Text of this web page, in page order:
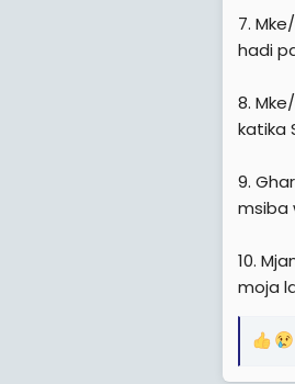
7.
hadi
8.
katika
9.
msiba
10.
moja
R